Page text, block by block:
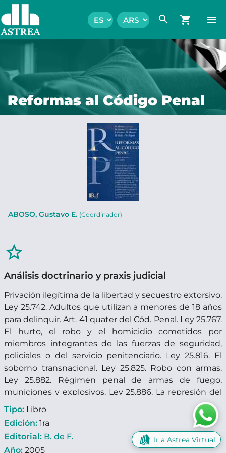
search shopping_cart menu
Reformas al Código Penal
ABOSO, Gustavo E. (Coordinador)
star_border
Análisis doctrinario y praxis judicial
Privación ilegítima de la libertad y secuestro extorsivo.
Ley 25.742. Adultos que utilizan a menores de 18 años
para delinquir. Art. 41 quater del Cód. Penal. Ley 25.767.
El hurto, el robo y el homicidio cometidos por
miembros integrantes de las fuerzas de seguridad,
policiales o del servicio penitenciario. Ley 25.816. El
soborno transnacional. Ley 25.825. Robo con armas.
Ley 25.882. Régimen penal de armas de fuego,
municiones y explosivos. Ley 25.886. La represión del
abigeato y de otras actividades conexas. Ley 25.890. El
nuevo régimen de la libertad condicional. Ley 25.892.
Punición del concurso real. Ley 25.928. Prescripción de
la acción penal. Ley 25.990.
Tipo: Libro
Edición: 1ra
Editorial: B. de F.
Año: 2005
Ir a Astrea Virtual